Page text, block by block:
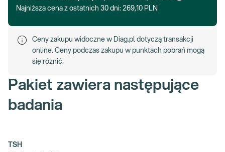
Najniższa cena z ostatnich 30 dni: 269,10 PLN
Ceny zakupu widoczne w Diag.pl dotyczą transakcji
online. Ceny podczas zakupu w punktach pobrań mogą
się różnić.
Pakiet zawiera następujące
badania
TSH